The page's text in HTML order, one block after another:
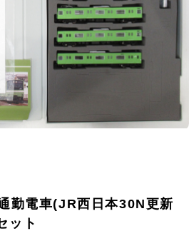
勤電車(JR西日本30N更新
ット